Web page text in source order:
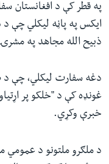
په قطر کې د افغانستان
ایکس په پاڼه لیکلي چې
ذبیح الله مجاهد په
دغه سفارت لیکلي، چې د
غونډه کې د "خلکو پر
خبرې وکړي.
د ملګرو ملتونو د